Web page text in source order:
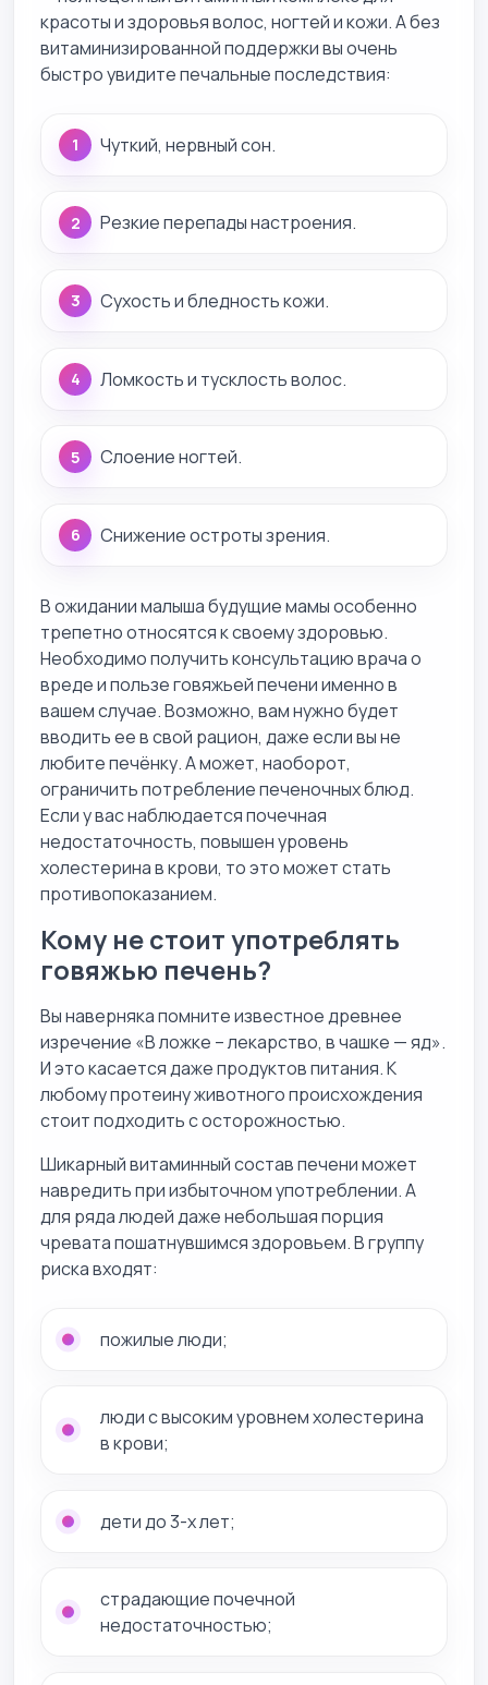
красоты и здоровья волос, ногтей и кожи. А без
витаминизированной поддержки вы очень
быстро увидите печальные последствия:
Чуткий, нервный сон.
Резкие перепады настроения.
Сухость и бледность кожи.
Ломкость и тусклость волос.
Слоение ногтей.
Снижение остроты зрения.
В ожидании малыша будущие мамы особенно
трепетно относятся к своему здоровью.
Необходимо получить консультацию врача о
вреде и пользе говяжьей печени именно в
вашем случае. Возможно, вам нужно будет
вводить ее в свой рацион, даже если вы не
любите печёнку. А может, наоборот,
ограничить потребление печеночных блюд.
Если у вас наблюдается почечная
недостаточность, повышен уровень
холестерина в крови, то это может стать
противопоказанием.
Кому не стоит употреблять
говяжью печень?
Вы наверняка помните известное древнее
изречение «В ложке – лекарство, в чашке — яд».
И это касается даже продуктов питания. К
любому протеину животного происхождения
стоит подходить с осторожностью.
Шикарный витаминный состав печени может
навредить при избыточном употреблении. А
для ряда людей даже небольшая порция
чревата пошатнувшимся здоровьем. В группу
риска входят:
пожилые люди;
люди с высоким уровнем холестерина
в крови;
дети до 3-х лет;
страдающие почечной
недостаточностью;